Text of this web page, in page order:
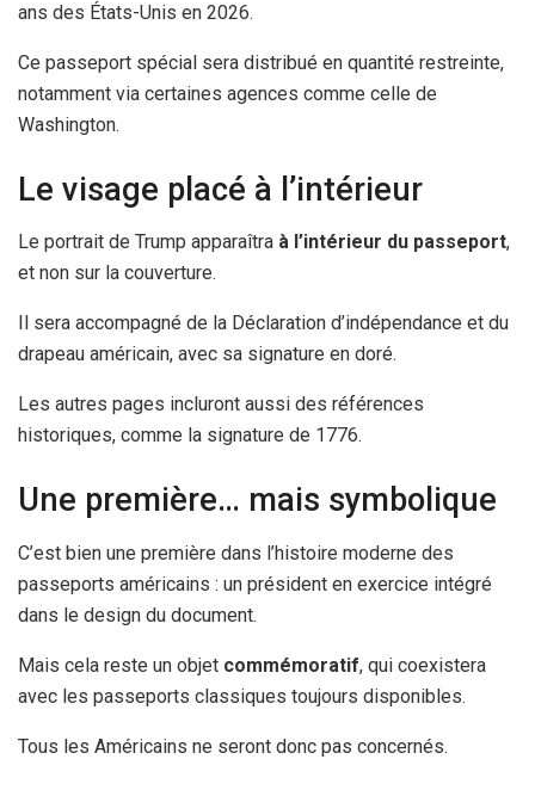
ans des États-Unis en 2026.
Ce passeport spécial sera distribué en quantité restreinte,
notamment via certaines agences comme celle de
Washington.
Le visage placé à l’intérieur
Le portrait de Trump apparaîtra à l’intérieur du passeport,
et non sur la couverture.
Il sera accompagné de la Déclaration d’indépendance et du
drapeau américain, avec sa signature en doré.
Les autres pages incluront aussi des références
historiques, comme la signature de 1776.
Une première… mais symbolique
C’est bien une première dans l’histoire moderne des
passeports américains : un président en exercice intégré
dans le design du document.
Mais cela reste un objet commémoratif, qui coexistera
avec les passeports classiques toujours disponibles.
Tous les Américains ne seront donc pas concernés.